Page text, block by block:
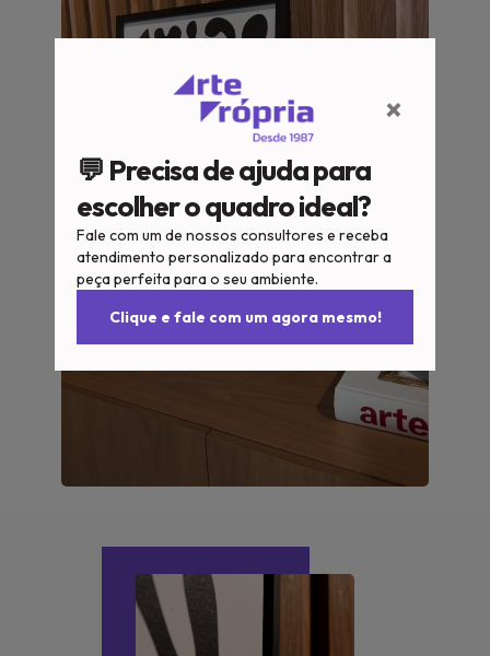
×
💬 Precisa de ajuda para
escolher o quadro ideal?
Fale com um de nossos consultores e receba
atendimento personalizado para encontrar a
peça perfeita para o seu ambiente.
Clique e fale com um agora mesmo!